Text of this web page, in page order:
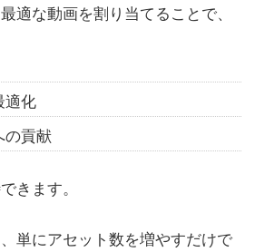
適な動画を割り当てることで、
適化
の貢献
きます。
単にアセット数を増やすだけで